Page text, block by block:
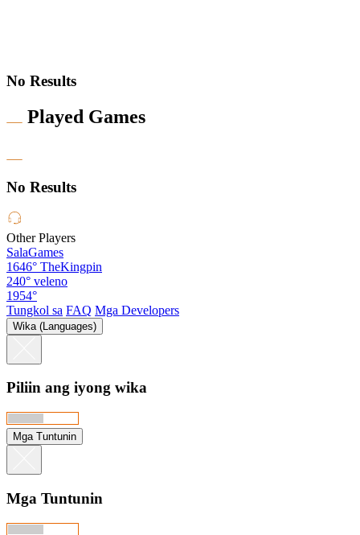
No Results
Played Games
No Results
Other Players
SalaGames
1646° TheKingpin
240° veleno
1954°
Tungkol sa FAQ Mga Developers
Wika (Languages)
Piliin ang iyong wika
Mga Tuntunin
Mga Tuntunin